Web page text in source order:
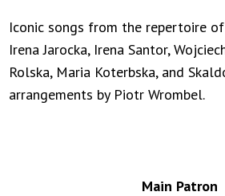
Iconic songs from the repertoire
Irena Jarocka, Irena Santor,
Rolska, Maria Koterbska, and
arrangements by Piotr Wrombel.
Main Patron